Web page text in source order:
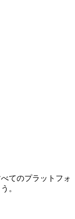
てのプラットフォ
。